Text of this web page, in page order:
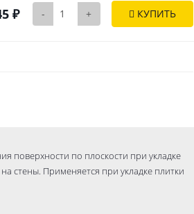
₽ - + КУПИТЬ
поверхности по плоскости при укладке
стены. Применяется при укладке плитки